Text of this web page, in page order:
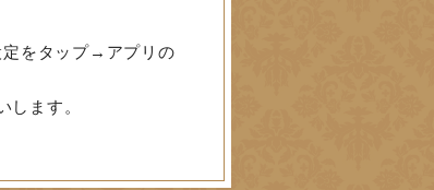
をタップ→アプリの
ます。